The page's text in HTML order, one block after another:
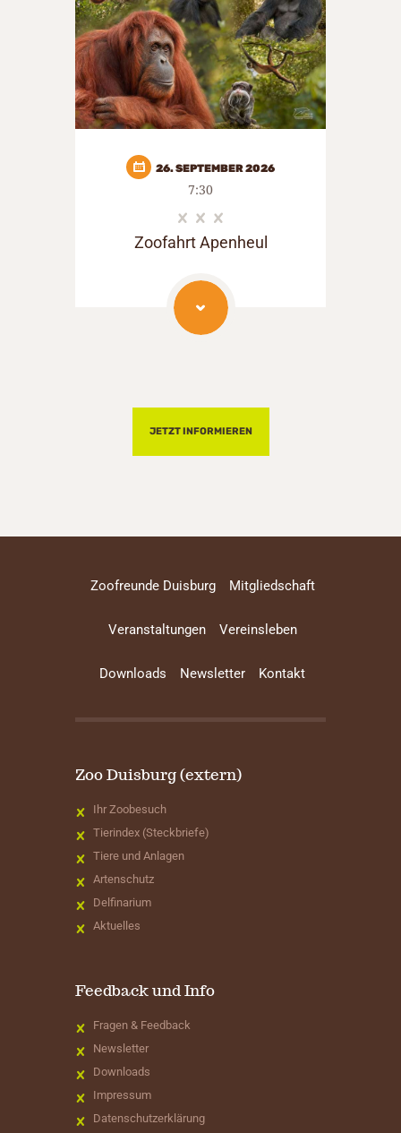
26. SEPTEMBER 2026
7:30
Zoofahrt Apenheul
JETZT INFORMIEREN
Zoofreunde Duisburg Mitgliedschaft
Veranstaltungen Vereinsleben
Downloads Newsletter Kontakt
Zoo Duisburg (extern)
Ihr Zoobesuch
Tierindex (Steckbriefe)
Tiere und Anlagen
Artenschutz
Delfinarium
Aktuelles
Feedback und Info
Fragen & Feedback
Newsletter
Downloads
Impressum
Datenschutzerklärung